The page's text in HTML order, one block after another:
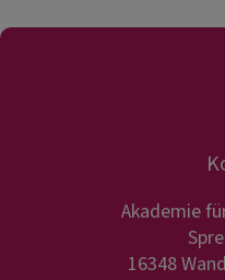
Akademie
16348